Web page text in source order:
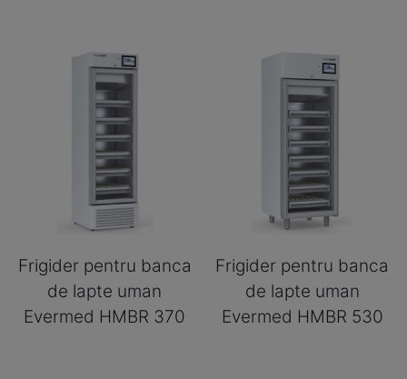
Frigider pentru banca
de lapte uman
Evermed HMBR 370
Frigider pentru banca
de lapte uman
Evermed HMBR 530